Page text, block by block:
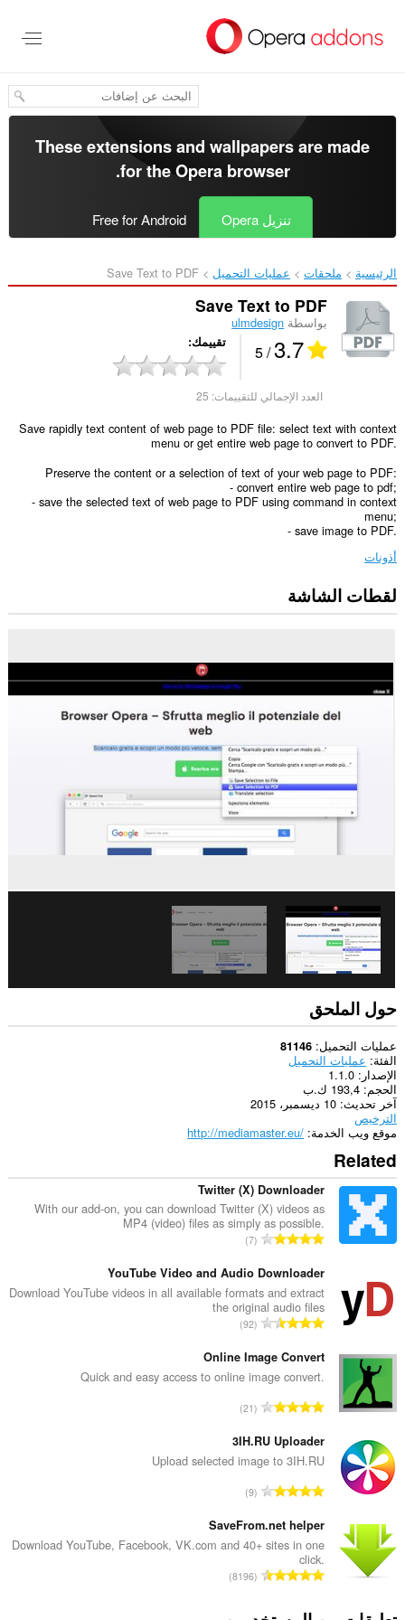
المحتوى
These extensions and wallpapers are made
for theOpera browser
.
تنزيل Opera Free for Android
الرئيسية ملحقات عمليات التحميل Save Text to PDF‎
Save Text to PDF
بواسطة ulmdesign
3.7
/ 5 تقييمك
العدد الإجمالي للتقييمات: 25
Save rapidly text content of web page to PDF file: select text with context
menu or get entire web page to convert to PDF.
Preserve the content or a selection of text of your web page to PDF:
- convert entire web page to pdf;
- save the selected text of web page to PDF using command in context
menu;
- save image to PDF.
أذونات
يستطيع
هذا
بياناتك
على
كل
لقطات الشاشة
حول الملحق
عمليات التحميل 81146
الفئة عمليات التحميل
الإصدار
1.1.0
الحجم 193,4 ك.ب
آخر تحديث 10 ديسمبر، 2015
الترخيص
موقع ويب الخدمة http://mediamaster.eu/
Related
Twitter (X) Downloader
With our add-on, you can download Twitter (X) videos as
MP4 (video) files as simply as possible.
ا
ع
د
د
ا
إ
ج
م
ل
ي
ل
ل
ق
ي
م
7
YouTube Video and Audio Downloader
Download YouTube videos in all available formats and extract
the original audio files
ا
ع
د
ا
إ
ج
م
ل
ي
ل
92
Online Image Convert
Quick and easy access to online image convert.
ا
ع
د
ا
إ
ج
م
21
3IH.RU Uploader
Upload selected image to 3IH.RU
ا
ع
د
ا
9
SaveFrom.net helper
Download YouTube, Facebook, VK.com and 40+ sites in one
click.
ا 8196